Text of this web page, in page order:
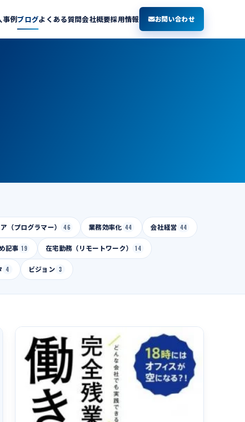
事例 ブログよくある質問会社概要採用情報 お問い合わせ
（プログラマー） 46 業務効率化 44 会社経営 44
記事 19 在宅勤務（リモートワーク） 14
4 ビジョン 3